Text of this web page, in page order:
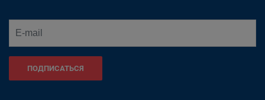
ПОДПИСАТЬСЯ